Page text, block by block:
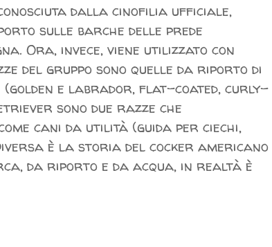
dalla cinofilia ufficiale,
sulle barche delle prede
Ora, invece, viene utilizzato con
del gruppo sono quelle da riporto di
e labrador, flat-coated, curly-
sono due razze che
cani da utilità (guida per ciechi,
è la storia del cocker americano
da riporto e da acqua, in realtà è